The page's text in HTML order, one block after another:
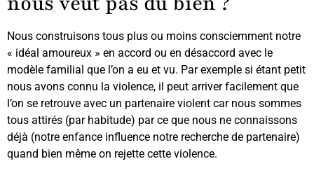
Nous construisons tous plus ou moins consciemment notre
« idéal amoureux » en accord ou en désaccord avec le
modèle familial que l’on a eu et vu. Par exemple si étant petit
nous avons connu la violence, il peut arriver facilement que
l’on se retrouve avec un partenaire violent car nous sommes
tous attirés (par habitude) par ce que nous ne connaissons
déjà (notre enfance influence notre recherche de partenaire)
quand bien même on rejette cette violence.